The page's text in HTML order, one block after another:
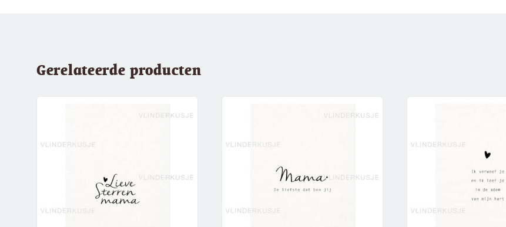
Gerelateerde producten